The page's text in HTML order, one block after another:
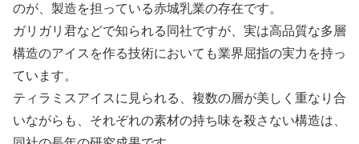
のが、製造を担っている赤城乳業の存在です。
ガリガリ君などで知られる同社ですが、実は高品質な多層
構造のアイスを作る技術においても業界屈指の実力を持っ
ています。
ティラミスアイスに見られる、複数の層が美しく重なり合
いながらも、それぞれの素材の持ち味を殺さない構造は、